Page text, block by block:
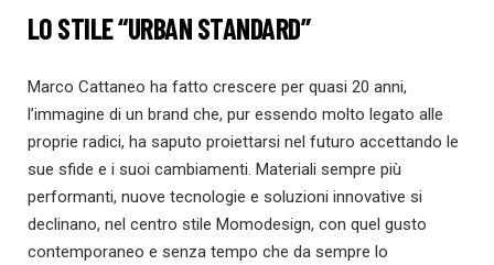
LO STILE “URBAN STANDARD”
Marco Cattaneo ha fatto crescere per quasi 20 anni,
l’immagine di un brand che, pur essendo molto legato alle
proprie radici, ha saputo proiettarsi nel futuro accettando le
sue sfide e i suoi cambiamenti. Materiali sempre più
performanti, nuove tecnologie e soluzioni innovative si
declinano, nel centro stile Momodesign, con quel gusto
contemporaneo e senza tempo che da sempre lo